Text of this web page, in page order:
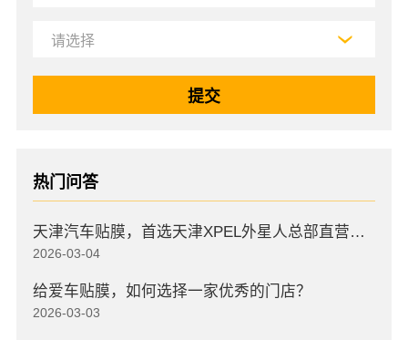
热门问答
天津汽车贴膜，首选天津XPEL外星人总部直营店，高口碑店
2026-03-04
给爱车贴膜，如何选择一家优秀的门店？
2026-03-03